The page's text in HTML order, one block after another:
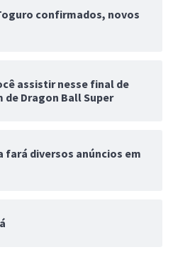
confirmados, novos
assistir nesse final de
de Dragon Ball Super
fará diversos anúncios em